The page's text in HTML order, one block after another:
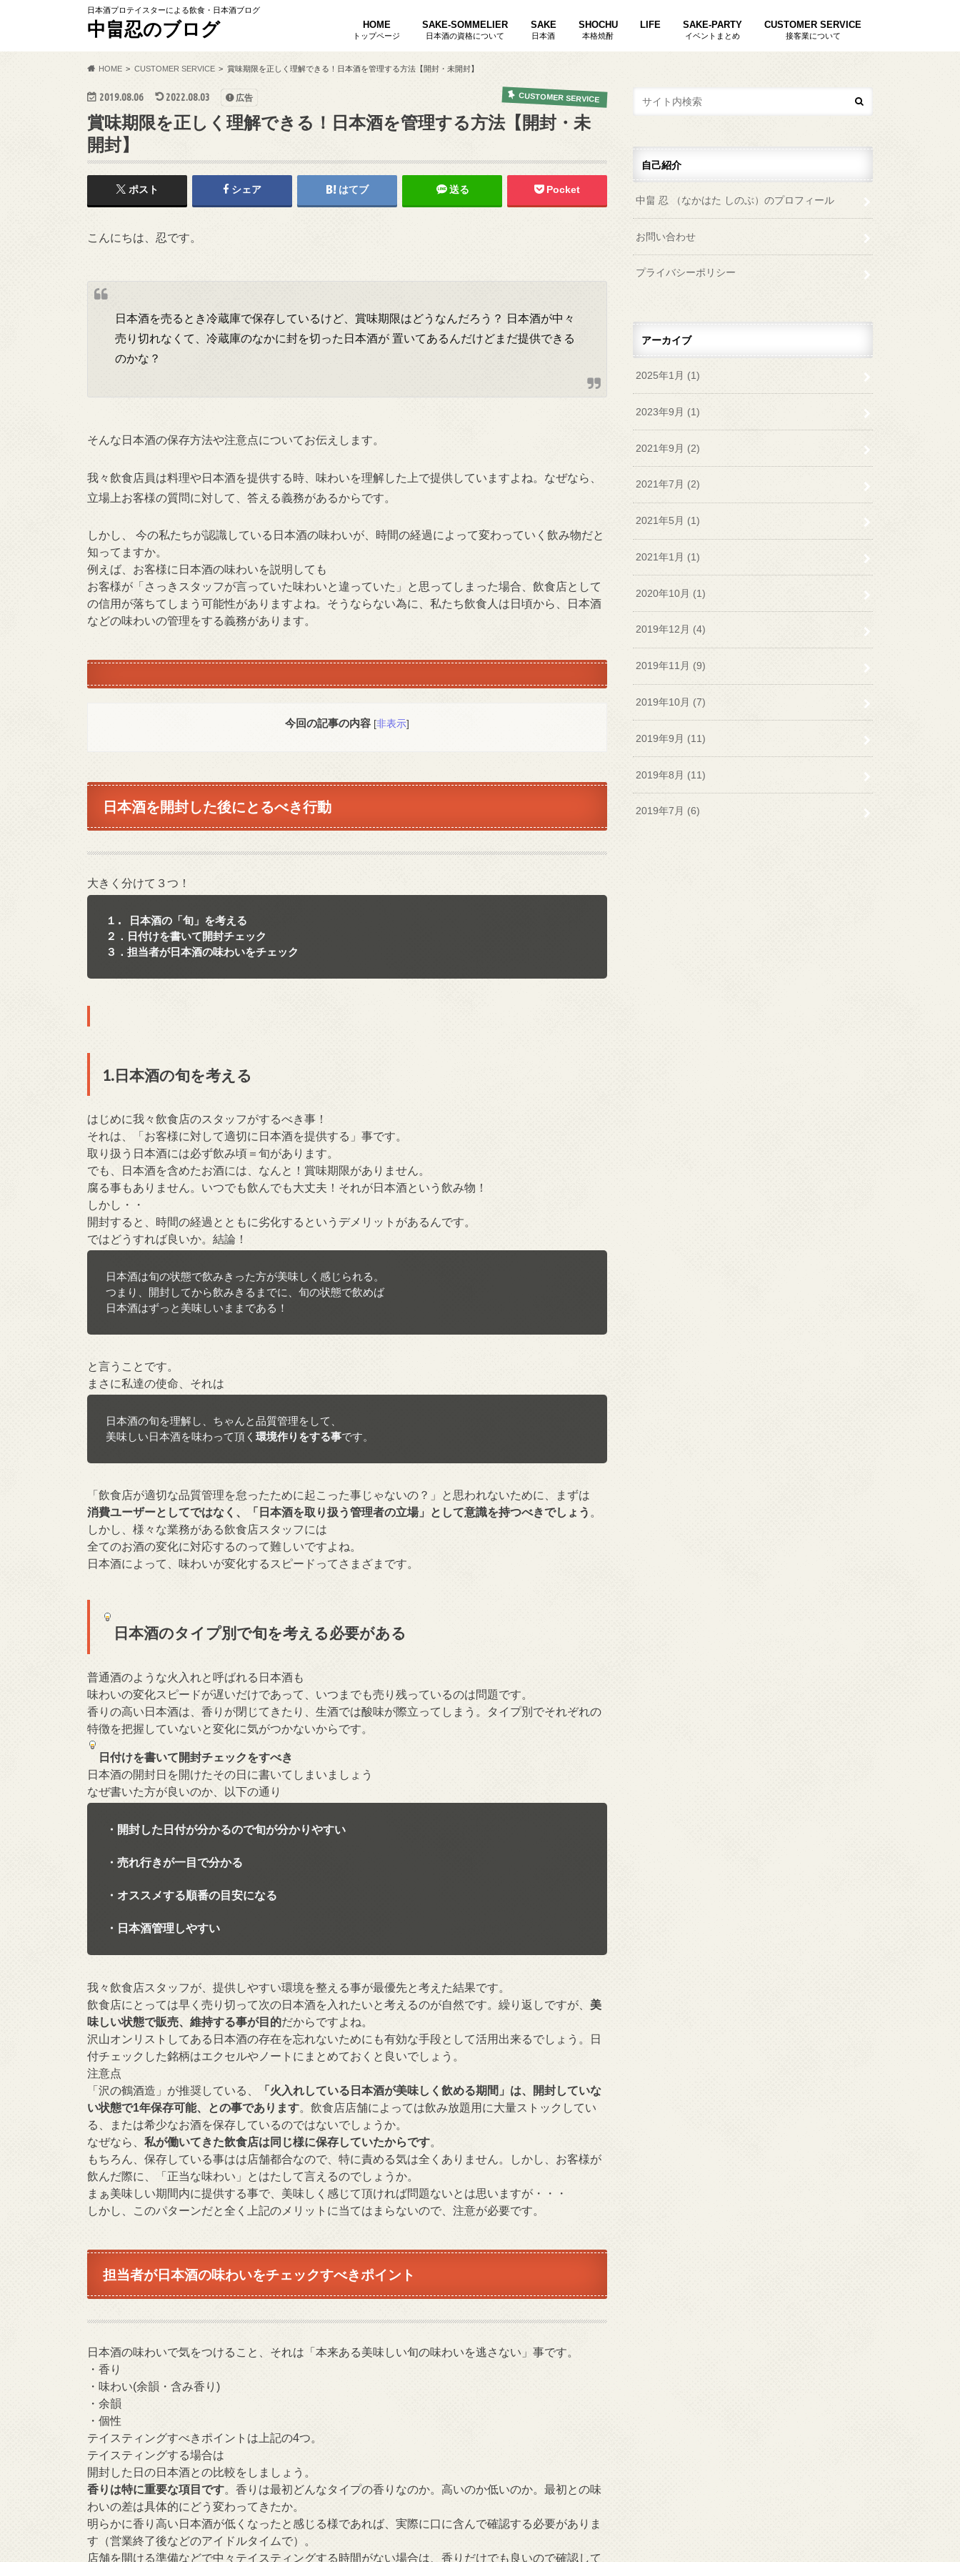
日本酒プロテイスターによる飲食・日本酒ブログ
中畠忍のブログ HOME
トップページ
SAKE-SOMMELIER
日本酒の資格について
SAKE
日本酒
SHOCHU
本格焼酎
LIFE SAKE-PARTY
イベントまとめ
CUSTOMER SERVICE
接客業について
HOME CUSTOMER SERVICE 賞味期限を正しく理解できる！日本酒を管理する方法【開封・未開封】
2019.08.06 2022.08.03 CUSTOMER SERVICE
広告
賞味期限を正しく理解できる！日本酒を管理する方法【開封・未
開封】
ポスト シェア はてブ 送る Pocket
こんにちは、忍です。
日本酒を売るとき冷蔵庫で保存しているけど、賞味期限はどうなんだろう？
日本酒が中々
売り切れなくて、冷蔵庫のなかに封を切った日本酒が 置いてあるんだけどまだ提供できる
のかな？
そんな日本酒の保存方法や注意点についてお伝えします。
我々飲食店員は料理や日本酒を提供する時、味わいを理解した上で提供していますよね。なぜなら、
立場上お客様の質問に対して、答える義務があるからです。
しかし、 今の私たちが認識している日本酒の味わいが、時間の経過によって変わっていく飲み物だと
知ってますか。
例えば、お客様に日本酒の味わいを説明しても
お客様が「さっきスタッフが言っていた味わいと違っていた」と思ってしまった場合、飲食店として
の信用が落ちてしまう可能性がありますよね。そうならない為に、私たち飲食人は日頃から、日本酒
などの味わいの管理をする義務があります。
今回の記事の内容 [非表示]
日本酒を開封した後にとるべき行動
大きく分けて３つ！
１. 日本酒の「旬」を考える
２．日付けを書いて開封チェック
３．担当者が日本酒の味わいをチェック
1.日本酒の旬を考える
はじめに我々飲食店のスタッフがするべき事！
それは、「お客様に対して適切に日本酒を提供する」事です。
取り扱う日本酒には必ず飲み頃＝旬があります。
でも、日本酒を含めたお酒には、なんと！賞味期限がありません。
腐る事もありません。いつでも飲んでも大丈夫！それが日本酒という飲み物！
しかし・・
開封すると、時間の経過とともに劣化するというデメリットがあるんです。
ではどうすれば良いか。結論！
日本酒は旬の状態で飲みきった方が美味しく感じられる。
つまり、開封してから飲みきるまでに、旬の状態で飲めば
日本酒はずっと美味しいままである！
と言うことです。
まさに私達の使命、それは
日本酒の旬を理解し、ちゃんと品質管理をして、
美味しい日本酒を味わって頂く 環境作りをする事です。
「飲食店が適切な品質管理を怠ったために起こった事じゃないの？」と思われないために、まずは
消費ユーザーとしてではなく、「日本酒を取り扱う管理者の立場」として意識を持つべきでしょう 。
しかし、様々な業務がある飲食店スタッフには
全てのお酒の変化に対応するのって難しいですよね。
日本酒によって、味わいが変化するスピードってさまざまです。
日本酒のタイプ別で旬を考える必要がある
普通酒のような火入れと呼ばれる日本酒も
味わいの変化スピードが遅いだけであって、いつまでも売り残っているのは問題です。
香りの高い日本酒は、香りが閉じてきたり、生酒では酸味が際立ってしまう。タイプ別でそれぞれの
特徴を把握していないと変化に気がつかないからです。
日付けを書いて開封チェックをすべき
日本酒の開封日を開けたその日に書いてしまいましょう
なぜ書いた方が良いのか、以下の通り
・開封した日付が分かるので旬が分かりやすい
・売れ行きが一目で分かる
・オススメする順番の目安になる
・日本酒管理しやすい
我々飲食店スタッフが、提供しやすい環境を整える事が最優先と考えた結果です。
飲食店にとっては早く売り切って次の日本酒を入れたいと考えるのが自然です。繰り返しですが、 美
味しい状態で販売、維持する事が目的だからですよね。
沢山オンリストしてある日本酒の存在を忘れないためにも有効な手段として活用出来るでしょう。日
付チェックした銘柄はエクセルやノートにまとめておくと良いでしょう。
注意点
「沢の鶴酒造」が推奨している、
「火入れしている日本酒が美味しく飲める期間」は、開封していな
い状態で1年保存可能、との事であります。飲食店店舗によっては飲み放題用に大量ストックしてい
る、または希少なお酒を保存しているのではないでしょうか。
なぜなら、 私が働いてきた飲食店は同じ様に保存していたからです。
もちろん、保存している事はは店舗都合なので、特に責める気は全くありません。しかし、お客様が
飲んだ際に、「正当な味わい」とはたして言えるのでしょうか。
まぁ美味しい期間内に提供する事で、美味しく感じて頂ければ問題ないとは思いますが・・・
しかし、このパターンだと全く上記のメリットに当てはまらないので、注意が必要です。
担当者が日本酒の味わいをチェックすべきポイント
日本酒の味わいで気をつけること、それは「本来ある美味しい旬の味わいを逃さない」事です。
・香り
・味わい(余韻・含み香り)
・余韻
・個性
テイスティングすべきポイントは上記の4つ。
テイスティングする場合は
開封した日の日本酒との比較をしましょう。
香りは特に重要な項目です。香りは最初どんなタイプの香りなのか。高いのか低いのか。最初との味
わいの差は具体的にどう変わってきたか。
明らかに香り高い日本酒が低くなったと感じる様であれば、実際に口に含んで確認する必要がありま
す（営業終了後などのアイドルタイムで）。
店舗を開ける準備などで中々テイスティングする時間がない場合は、香りだけでも良いので確認して
自己紹介
中畠 忍 （なかはた しのぶ）のプロフィール
お問い合わせ
プライバシーポリシー
アーカイブ
2025年1月 (1)
2023年9月 (1)
2021年9月 (2)
2021年7月 (2)
2021年5月 (1)
2021年1月 (1)
2020年10月 (1)
2019年12月 (4)
2019年11月 (9)
2019年10月 (7)
2019年9月 (11)
2019年8月 (11)
2019年7月 (6)